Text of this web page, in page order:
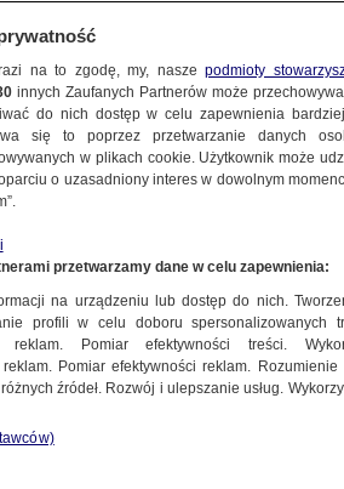
opuści
zakład karny
na to zgodę, my, naszepodmioty
innych Zaufanych Partnerów może
do nich dostęp w celu zapewnienia
się to poprzez przetwarzanie danych
w plikach cookie. Użytkownik może
o uzasadniony interes w dowolnym
przetwarzamy dane w celu zapewnienia:
na urządzeniu lub dostęp do nich.
profili w celu doboru spersonalizowanych
reklam. Pomiar efektywności treści.
Pomiar efektywności reklam.
źródeł. Rozwój i ulepszanie usług.